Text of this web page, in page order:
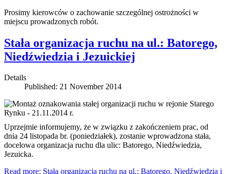
Prosimy kierowców o zachowanie szczególnej ostrożności w
miejscu prowadzonych robót.
Stała organizacja ruchu na ul.: Batorego,
Niedźwiedzia i Jezuickiej
Details
Published: 21 November 2014
Uprzejmie informujemy, że w związku z zakończeniem prac, od
dnia 24 listopada br. (poniedziałek), zostanie wprowadzona stała,
docelowa organizacja ruchu dla ulic: Batorego, Niedźwiedzia,
Jezuicka.
Read more: Stała organizacja ruchu na ul.: Batorego, Niedźwiedzia i